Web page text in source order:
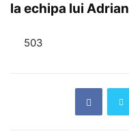
la echipa lui
503